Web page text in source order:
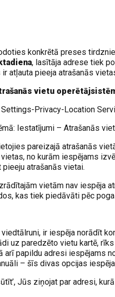
konkrētā preses
, lasītāja adrese tiek
atļauta pieeja atrašanās
vietu
Privacy-Location
Iestatījumi – Atrašanās
pareizajā atrašanās
no kurām iespējams
atrašanās vietai.
vietām nav iespēja
kas tiek piedāvāti pēc
ir iespēja norādīt
uz paredzēto vietu kartē,
arī papildu adresi iespējams
– šīs divas opcijas
Jūs ziņojat par adresi,